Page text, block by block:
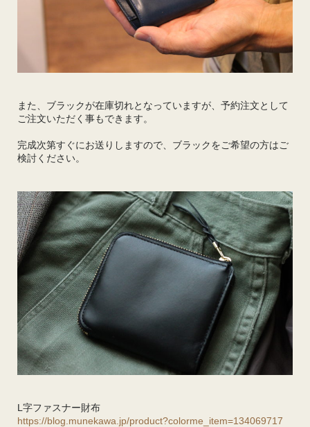
また、ブラックが在庫切れとなっていますが、予約注文として
ご注文いただく事もできます。
完成次第すぐにお送りしますので、ブラックをご希望の方はご
検討ください。
L字ファスナー財布
https://blog.munekawa.jp/product?colorme_item=134069717